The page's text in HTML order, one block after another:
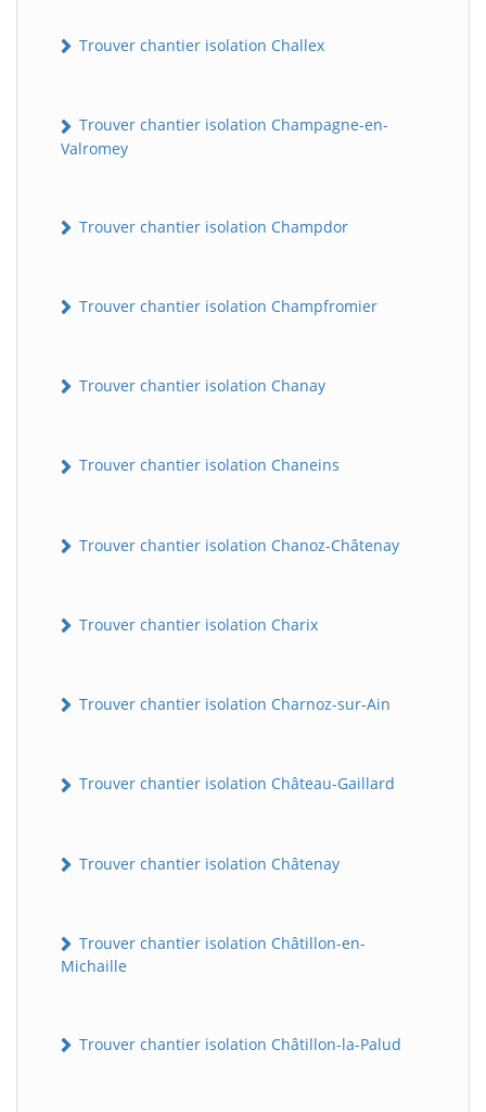
Trouver chantier isolation Challex
Trouver chantier isolation Champagne-en-
Valromey
Trouver chantier isolation Champdor
Trouver chantier isolation Champfromier
Trouver chantier isolation Chanay
Trouver chantier isolation Chaneins
Trouver chantier isolation Chanoz-Châtenay
Trouver chantier isolation Charix
Trouver chantier isolation Charnoz-sur-Ain
Trouver chantier isolation Château-Gaillard
Trouver chantier isolation Châtenay
Trouver chantier isolation Châtillon-en-
Michaille
Trouver chantier isolation Châtillon-la-Palud